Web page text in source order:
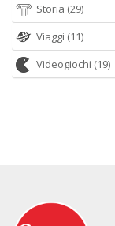
Storia (29)
Viaggi (11)
Videogiochi (19)